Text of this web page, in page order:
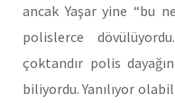
ancak Yaşar yine “bu
polislerce
çoktandır polis
biliyordu. Yanılıyor